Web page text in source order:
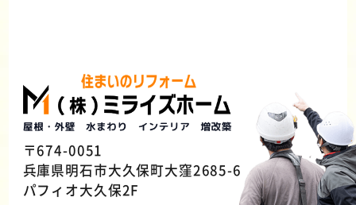
〒674-0051
兵庫県明石市大久保町大窪2685-6
パフィオ大久保2F